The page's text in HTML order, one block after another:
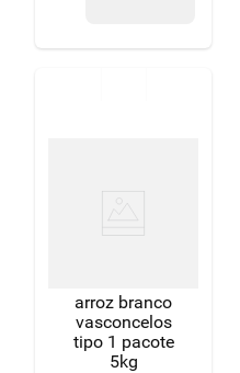
arroz branco
vasconcelos
tipo 1 pacote
5kg